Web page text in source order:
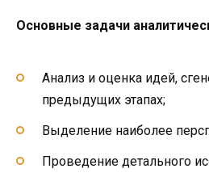
Основные задачи
Анализ и оценка идей,
предыдущих этапах;
Выделение наиболее
Проведение детального